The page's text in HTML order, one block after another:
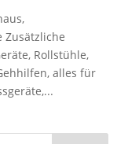
Zusätzliche
Rollstühle,
alles für